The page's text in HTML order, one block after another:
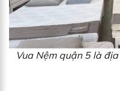
Vua Nệm quận 5 là